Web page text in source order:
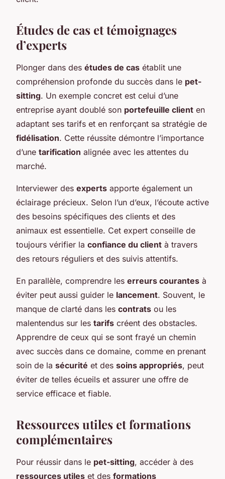
Études de cas et témoignages
d’experts
Plonger dans des études de cas établit une
compréhension profonde du succès dans le pet-
sitting. Un exemple concret est celui d’une
entreprise ayant doublé son portefeuille client en
adaptant ses tarifs et en renforçant sa stratégie de
fidélisation. Cette réussite démontre l’importance
d’une tarification alignée avec les attentes du
marché.
Interviewer des experts apporte également un
éclairage précieux. Selon l’un d’eux, l’écoute active
des besoins spécifiques des clients et des
animaux est essentielle. Cet expert conseille de
toujours vérifier la confiance du client à travers
des retours réguliers et des suivis attentifs.
En parallèle, comprendre les erreurs courantes à
éviter peut aussi guider le lancement. Souvent, le
manque de clarté dans les contrats ou les
malentendus sur les tarifs créent des obstacles.
Apprendre de ceux qui se sont frayé un chemin
avec succès dans ce domaine, comme en prenant
soin de la sécurité et des soins appropriés, peut
éviter de telles écueils et assurer une offre de
service efficace et fiable.
Ressources utiles et formations
complémentaires
Pour réussir dans le pet-sitting, accéder à des
ressources utiles et des formations